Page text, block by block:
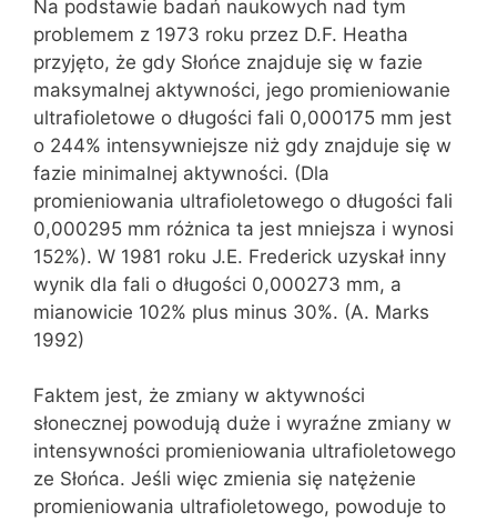
Na podstawie badań naukowych nad tym
problemem z 1973 roku przez D.F. Heatha
przyjęto, że gdy Słońce znajduje się w fazie
maksymalnej aktywności, jego promieniowanie
ultrafioletowe o długości fali 0,000175 mm jest
o 244% intensywniejsze niż gdy znajduje się w
fazie minimalnej aktywności. (Dla
promieniowania ultrafioletowego o długości fali
0,000295 mm różnica ta jest mniejsza i wynosi
152%). W 1981 roku J.E. Frederick uzyskał inny
wynik dla fali o długości 0,000273 mm, a
mianowicie 102% plus minus 30%. (A. Marks
1992)
Faktem jest, że zmiany w aktywności
słonecznej powodują duże i wyraźne zmiany w
intensywności promieniowania ultrafioletowego
ze Słońca. Jeśli więc zmienia się natężenie
promieniowania ultrafioletowego, powoduje to